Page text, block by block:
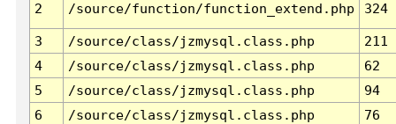
2 /source/function/function_extend.php 324
3 /source/class/jzmysql.class.php
211
4
/source/class/jzmysql.class.php
62
5
/source/class/jzmysql.class.php
94
6
/source/class/jzmysql.class.php 76